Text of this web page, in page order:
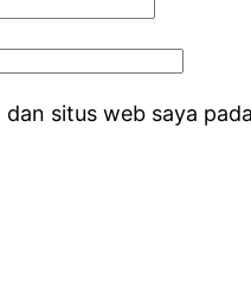
dan situs web saya